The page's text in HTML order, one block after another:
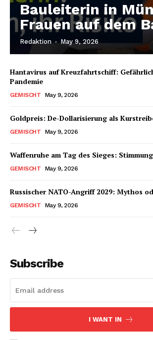
Bauleiterin in
Frauen auf dem
Redaktion - May 9, 2026
Hantavirus auf Kreuzfahrtschiff:
Pandemie
GEMISCHT May 9, 2026
Goldpreis: De-Dollarisierung als
GEMISCHT May 9, 2026
Waffenruhe am Tag des Sieges:
GEMISCHT May 9, 2026
Russischer NATO-Angriff 2029: Mythos
GEMISCHT May 9, 2026
Subscribe
I WANT IN